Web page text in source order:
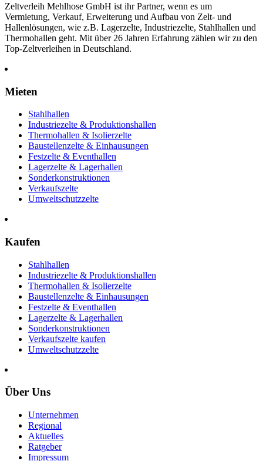
Zeltverleih Mehlhose GmbH ist ihr Partner, wenn es um
Vermietung, Verkauf, Erweiterung und Aufbau von Zelt- und
Hallenlösungen, wie z.B. Lagerzelte, Industriezelte, Stahlhallen und
Thermohallen geht. Mit über 26 Jahren Erfahrung zählen wir zu den
Top-Zeltverleihen in Deutschland.
Mieten
Stahlhallen
Industriezelte & Produktionshallen
Thermohallen & Isolierzelte
Baustellenzelte & Einhausungen
Festzelte & Eventhallen
Lagerzelte & Lagerhallen
Sonderkonstruktionen
Verkaufszelte
Umweltschutzzelte
Kaufen
Stahlhallen
Industriezelte & Produktionshallen
Thermohallen & Isolierzelte
Baustellenzelte & Einhausungen
Festzelte & Eventhallen
Lagerzelte & Lagerhallen
Sonderkonstruktionen
Verkaufszelte kaufen
Umweltschutzzelte
Über Uns
Unternehmen
Regional
Aktuelles
Ratgeber
Impressum